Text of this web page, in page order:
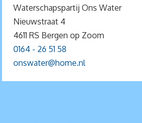
Waterschapspartij Ons Water
Nieuwstraat 4
4611 RS Bergen op Zoom
0164 - 26 51 58
onswater@home.nl